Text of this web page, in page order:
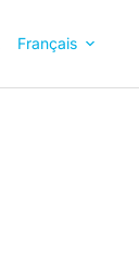
Français